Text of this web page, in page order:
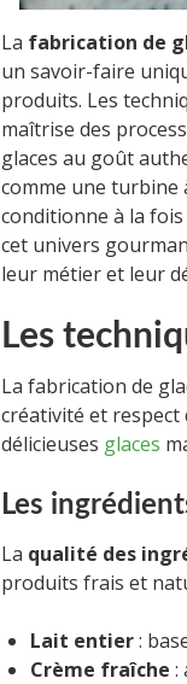
La fabrication de
un savoir-faire
produits. Les
maîtrise des
glaces au goût
comme une turbine
conditionne à la fois
cet univers
leur métier et leur
Les
La fabrication de
créativité et respect
délicieuses glaces
Les
La qualité des
produits frais et
Lait entier:
Crème fraîche :